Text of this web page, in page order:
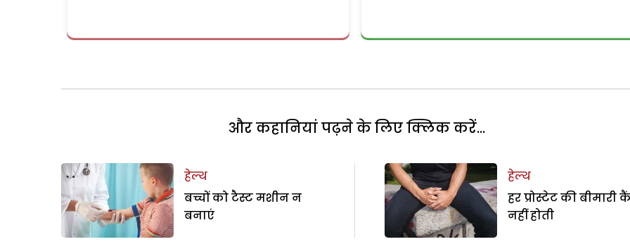
और कहानियां पढ़ने के लिए क्लिक करें...
हेल्थ
बच्चों को टैस्ट मशीन न
बनाएं
हेल्थ
हर प्रोस्टेट की बीमारी
नहीं होती